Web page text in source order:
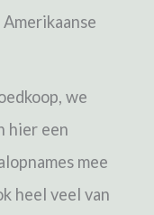
we
hier een
mee
heel veel van